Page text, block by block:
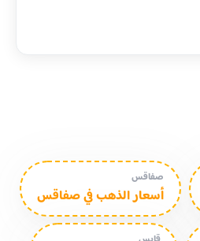
صفاقس
أسعار الذهب في صفاقس